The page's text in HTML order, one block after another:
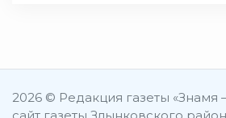
2026 © Редакция газеты
сайт газеты Злынковского